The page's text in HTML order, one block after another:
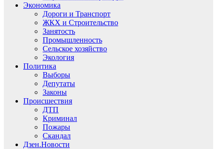
Экономика
Дороги и Транспорт
ЖКХ и Строительство
Занятость
Промышленность
Сельское хозяйство
Экология
Политика
Выборы
Депутаты
Законы
Происшествия
ДТП
Криминал
Пожары
Скандал
Дзен.Новости